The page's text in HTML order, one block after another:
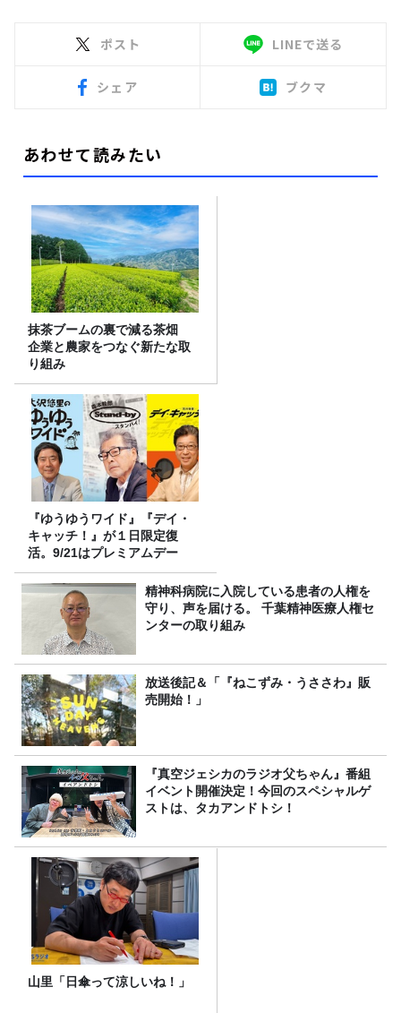
ポスト LINEで送る
シェア ブクマ
あわせて読みたい
抹茶ブームの裏で減る茶畑
企業と農家をつなぐ新たな取
り組み
『ゆうゆうワイド』『デイ・
キャッチ！』が１日限定復
活。9/21はプレミアムデー
精神科病院に入院している患者の人権を
守り、声を届ける。 千葉精神医療人権セ
ンターの取り組み
放送後記＆「『ねこずみ・うささわ』販
売開始！」
『真空ジェシカのラジオ父ちゃん』番組
イベント開催決定！今回のスペシャルゲ
ストは、タカアンドトシ！
山里「日傘って涼しいね！」